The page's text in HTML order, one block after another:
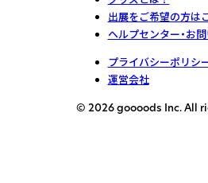
出展をご希望の方は
ヘルプセンター・お
プライバシーポリシ
運営会社
© 2026 goooods Inc. All